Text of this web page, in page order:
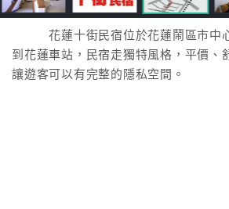
店
房
HOT
花蓮十街民宿位於花蓮鬧區市中心
到花蓮車站，民宿走獨特風格，平價、
讓遊客可以有完整的隱私空間。